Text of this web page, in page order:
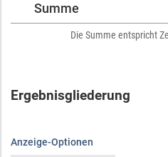
Summe
Die Summe entspricht
Ergebnisgliederung
Anzeige-Optionen